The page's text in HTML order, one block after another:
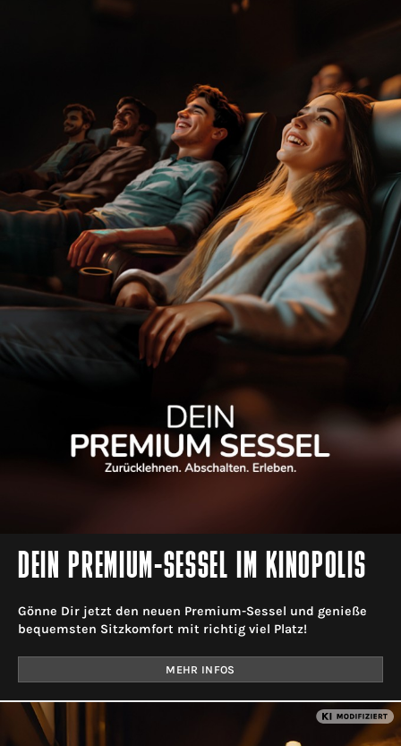
DEIN PREMIUM-SESSEL IM KINOPOLIS
Gönne Dir jetzt den neuen Premium-Sessel und genieße
bequemsten Sitzkomfort mit richtig viel Platz!
MEHR INFOS